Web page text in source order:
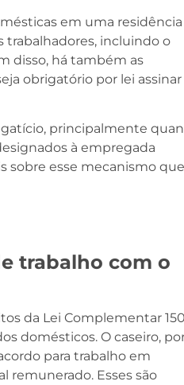
em uma
incluindo o
disso, há também as
obrigatório por lei assinar
principalmente
à empregada
sobre esse mecanismo que
trabalho com o
da Lei Complementar
domésticos. O caseiro,
para trabalho em
remunerado. Esses são